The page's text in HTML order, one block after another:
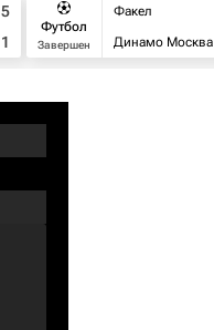
5
1
Футбол
Завершен
Факел
Динамо Москва